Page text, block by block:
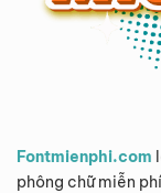
Fontmienphi.com
phông chữ miễn